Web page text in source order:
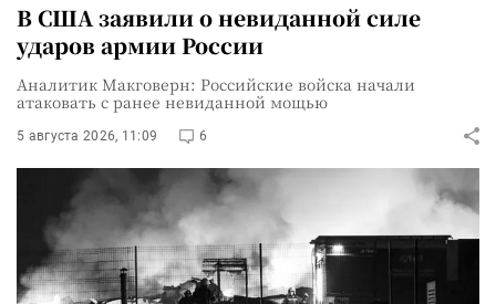
В США заявили о невиданной силе
ударов армии России
Аналитик Макговерн: Российские войска начали
атаковать с ранее невиданной мощью
5 августа 2026, 11:09 6